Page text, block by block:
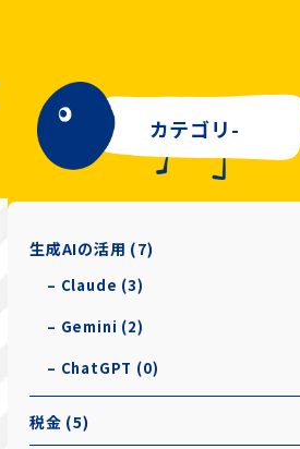
カテゴリ-
生成AIの活用 (7)
– Claude (3)
– Gemini (2)
– ChatGPT (0)
税金 (5)